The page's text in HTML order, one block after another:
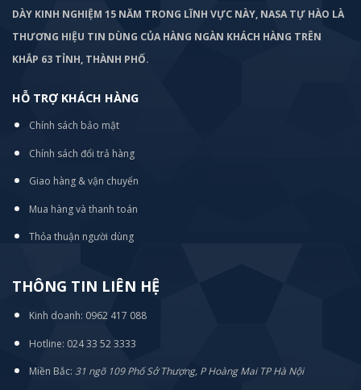
DÀY KINH NGHIỆM 15 NĂM TRONG LĨNH VỰC NÀY, NASA TỰ HÀO LÀ
THƯƠNG HIỆU TIN DÙNG CỦA HÀNG NGÀN KHÁCH HÀNG TRÊN
KHẮP 63 TỈNH, THÀNH PHỐ.
HỖ TRỢ KHÁCH HÀNG
Chính sách bảo mật
Chính sách đổi trả hàng
Giao hàng & vận chuyển
Mua hàng và thanh toán
Thỏa thuận người dùng
THÔNG TIN LIÊN HỆ
Kinh doanh: 0962 417 088
Hotline: 024 33 52 3333
Miền Bắc: 31 ngõ 109 Phố Sở Thượng, P Hoàng Mai TP Hà Nội